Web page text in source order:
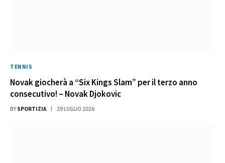
TENNIS
Novak giocherà a “Six Kings Slam” per il terzo anno
consecutivo! – Novak Djokovic
BY SPORTIZIA 29 LUGLIO 2026